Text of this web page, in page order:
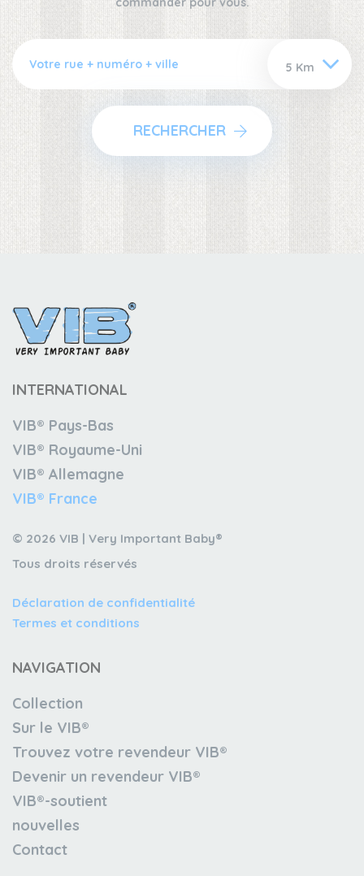
RECHERCHER
INTERNATIONAL
VIB® Pays-Bas
VIB® Royaume-Uni
VIB® Allemagne
VIB® France
© 2026 VIB | Very Important Baby®
Tous droits réservés
Déclaration de confidentialité
Termes et conditions
NAVIGATION
Collection
Sur le VIB®
Trouvez votre revendeur VIB®
Devenir un revendeur VIB®
VIB®-soutient
nouvelles
Contact